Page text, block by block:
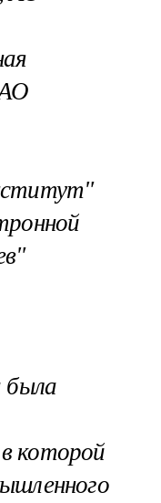
была
которой